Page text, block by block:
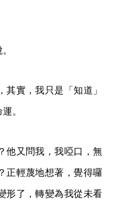
實，我只是「知道」
。
他又問我，我啞口，無
正輕蔑地想著，覺得囉
形了，轉變為我從未看